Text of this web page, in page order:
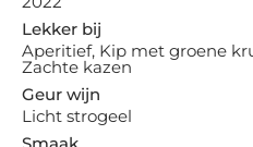
Lekker bij
Aperitief, Kip met groene
Zachte kazen
Geur wijn
Licht strogeel